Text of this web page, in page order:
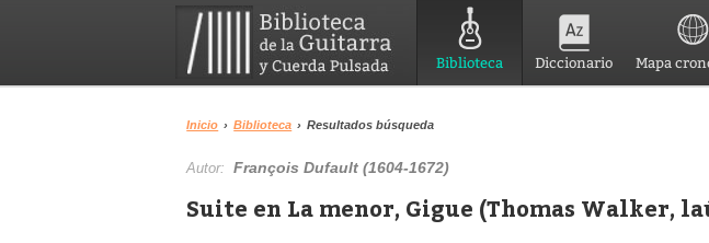
Biblioteca Diccionario Mapa
Inicio › Biblioteca › Resultados búsqueda
Autor:François Dufault (1604-1672)
Suite en La menor, Gigue (Thomas Walker,